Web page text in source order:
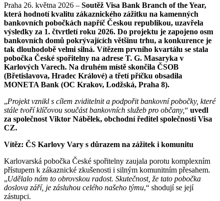
Praha 26. května 2026 – Soutěž Visa Bank Branch of the Year,
která hodnotí kvalitu zákaznického zážitku na kamenných
bankovních pobočkách napříč Českou republikou, uzavřela
výsledky za 1. čtvrtletí roku 2026. Do projektu je zapojeno osm
bankovních domů pokrývajících většinu trhu, a konkurence je
tak dlouhodobě velmi silná. Vítězem prvního kvartálu se stala
pobočka České spořitelny na adrese T. G. Masaryka v
Karlových Varech. Na druhém místě skončila ČSOB
(Břetislavova, Hradec Králové) a třetí příčku obsadila
MONETA Bank (OC Krakov, Lodžská, Praha 8).
„Projekt vznikl s cílem zviditelnit a podpořit bankovní pobočky, které
stále tvoří klíčovou součást bankovních služeb pro občany,“ uvedl
za společnost Viktor Nábělek, obchodní ředitel společnosti Visa
CZ.
Vítěz: ČS Karlovy Vary s důrazem na zážitek i komunitu
Karlovarská pobočka České spořitelny zaujala porotu komplexním
přístupem k zákaznické zkušenosti i silným komunitním přesahem.
„Udělalo nám to obrovskou radost. Skutečnost, že tato pobočka
doslova září, je zásluhou celého našeho týmu,“ shodují se její
zástupci.